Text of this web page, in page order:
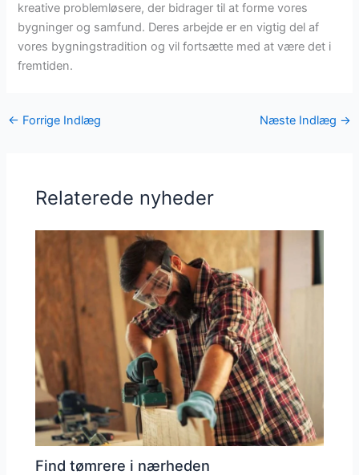
kreative problemløsere, der bidrager til at forme vores
bygninger og samfund. Deres arbejde er en vigtig del af
vores bygningstradition og vil fortsætte med at være det i
fremtiden.
← Forrige Indlæg Næste Indlæg →
Relaterede nyheder
Find tømrere i nærheden